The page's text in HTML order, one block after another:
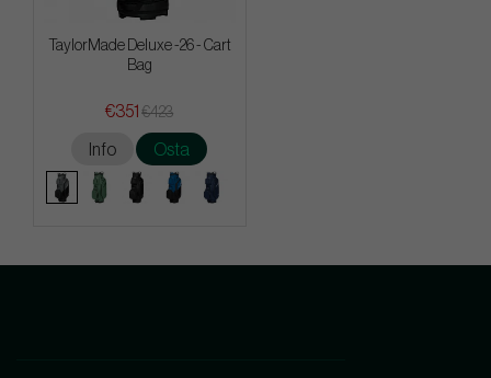
TaylorMade Deluxe -26 - Cart
Bag
€351 €423
Info Osta